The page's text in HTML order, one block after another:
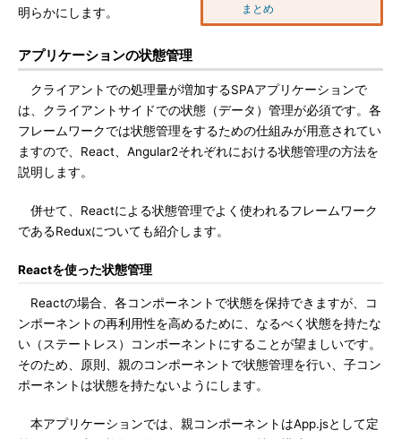
まとめ
明らかにします。
アプリケーションの状態管理
クライアントでの処理量が増加するSPAアプリケーションで
は、クライアントサイドでの状態（データ）管理が必須です。各
フレームワークでは状態管理をするための仕組みが用意されてい
ますので、React、Angular2それぞれにおける状態管理の方法を
説明します。
併せて、Reactによる状態管理でよく使われるフレームワーク
であるReduxについても紹介します。
Reactを使った状態管理
Reactの場合、各コンポーネントで状態を保持できますが、コ
ンポーネントの再利用性を高めるために、なるべく状態を持たな
い（ステートレス）コンポーネントにすることが望ましいです。
そのため、原則、親のコンポーネントで状態管理を行い、子コン
ポーネントは状態を持たないようにします。
本アプリケーションでは、親コンポーネントはApp.jsとして定